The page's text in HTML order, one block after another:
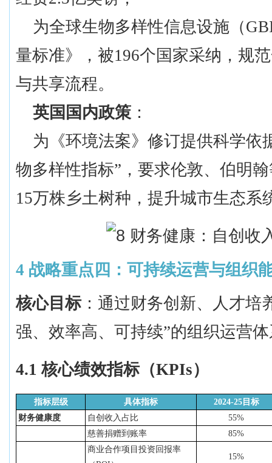
为全球生物多样性信息设施（
量标准》，被196个国家采纳，规
与共享流程。
英国国内政策 ：
为《环境法案》修订提供科学依
物多样性指标”，要求伦敦、伯明
15万株乡土树种，提升城市生态系
4 战略重点四：可持续运营与组
核心目标：通过财务创新、人才培
强、效率高、可持续”的组织运营
4.1 核心绩效指标（KPIs）
指标层级 具体指标
2024-25目标
财务健康度
自创收入占比
55%
慈善捐赠到账率
85%
商业合作项目投资回报率
15%